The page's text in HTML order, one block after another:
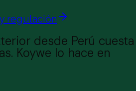
regulación
desde Perú cuesta
Koywe lo hace en